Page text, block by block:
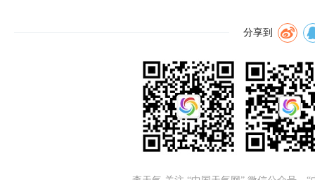
分享到